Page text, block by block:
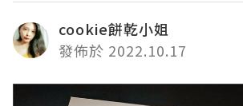
cookie餅乾小姐
發佈於 2022.10.17